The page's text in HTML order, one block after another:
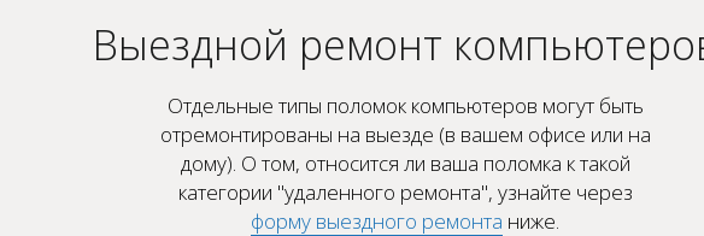
Выездной ремонт
Отдельные типы поломок компьютеров могут быть
отремонтированы на выезде (в вашем офисе или на
дому). О том, относится ли ваша поломка к такой
категории "удаленного ремонта", узнайте через
форму выездного ремонта ниже.